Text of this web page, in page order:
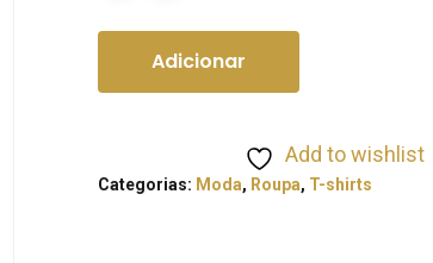
Adicionar
Add to wishlist
Categorias: Moda, Roupa, T-shirts